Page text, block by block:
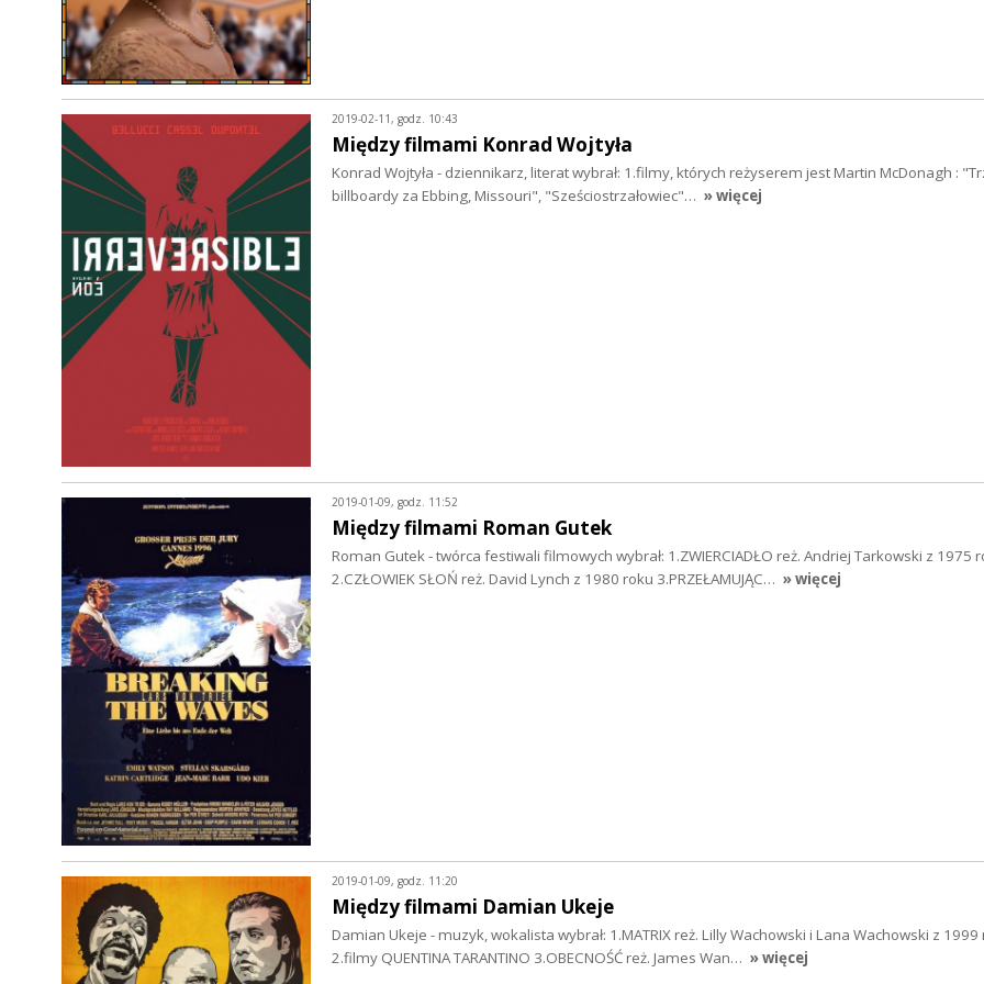
2019-02-11, godz. 10:43
Między filmami Konrad Wojtyła
Konrad Wojtyła - dziennikarz, literat wybrał: 1.filmy, których reżyserem jest Martin McDonagh :
billboardy za Ebbing, Missouri", "Sześciostrzałowiec"… » więcej
2019-01-09, godz. 11:52
Między filmami Roman Gutek
Roman Gutek - twórca festiwali filmowych wybrał: 1.ZWIERCIADŁO reż. Andriej Tarkowski z 1975
2.CZŁOWIEK SŁOŃ reż. David Lynch z 1980 roku 3.PRZEŁAMUJĄC… » więcej
2019-01-09, godz. 11:20
Między filmami Damian Ukeje
Damian Ukeje - muzyk, wokalista wybrał: 1.MATRIX reż. Lilly Wachowski i Lana Wachowski z 1999
2.filmy QUENTINA TARANTINO 3.OBECNOŚĆ reż. James Wan… » więcej